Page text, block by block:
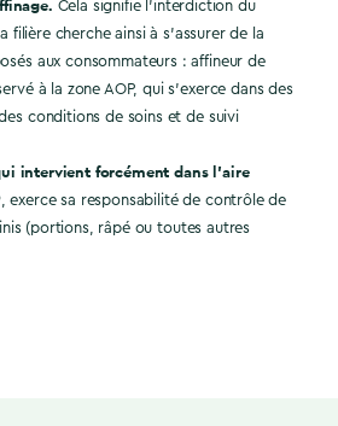
Cela signifie l’interdiction du
filière cherche ainsi à s’assurer de la
aux consommateurs : affineur de
à la zone AOP, qui s’exerce dans des
conditions de soins et de suivi
intervient forcément dans l’aire
, exerce sa responsabilité de contrôle de
(portions, râpé ou toutes autres